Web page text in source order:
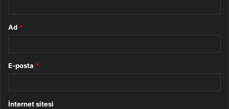
Ad *
E-posta *
İnternet sitesi